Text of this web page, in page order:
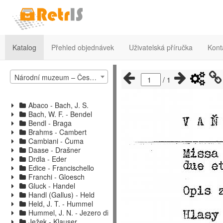
Katalog Přehled objednávek Uživatelská příručka
Národní muzeum – České muzeum hudby – katalog hudebnin 2
Abaco - Bach, J. S.
Bach, W. F. - Bendel
Bendl - Braga
Brahms - Cambert
Cambiani - Čuma
Daase - Drašner
Drdla - Eder
Edice - Francischello
Franchi - Gloesch
Gluck - Handel
Handl (Gallus) - Held
Held, J. T. - Hummel
Hummel, J. N. - Jezero dřímá
/ 1